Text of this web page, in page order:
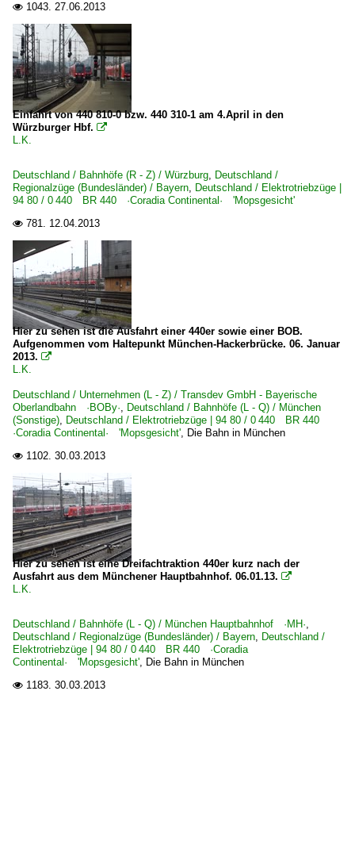
 1043. 27.06.2013
Einfahrt von 440 810-0 bzw. 440 310-1 am 4.April in den
Würzburger Hbf. 
L.K.
Deutschland / Bahnhöfe (R - Z) / Würzburg, Deutschland /
Regionalzüge (Bundesländer) / Bayern, Deutschland / Elektrotriebzüge |
94 80 / 0 440 BR 440 ·Coradia Continental· 'Mopsgesicht'
 781. 12.04.2013
Hier zu sehen ist die Ausfahrt einer 440er sowie einer BOB.
Aufgenommen vom Haltepunkt München-Hackerbrücke. 06. Januar
2013. 
L.K.
Deutschland / Unternehmen (L - Z) / Transdev GmbH - Bayerische
Oberlandbahn ·BOBy·, Deutschland / Bahnhöfe (L - Q) / München
(Sonstige), Deutschland / Elektrotriebzüge | 94 80 / 0 440 BR 440
·Coradia Continental· 'Mopsgesicht', Die Bahn in München
 1102. 30.03.2013
Hier zu sehen ist eine Dreifachtraktion 440er kurz nach der
Ausfahrt aus dem Münchener Hauptbahnhof. 06.01.13. 
L.K.
Deutschland / Bahnhöfe (L - Q) / München Hauptbahnhof ·MH·,
Deutschland / Regionalzüge (Bundesländer) / Bayern, Deutschland /
Elektrotriebzüge | 94 80 / 0 440 BR 440 ·Coradia
Continental· 'Mopsgesicht', Die Bahn in München
 1183. 30.03.2013